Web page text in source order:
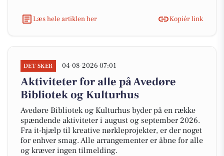
Læs hele artiklen her Kopiér link
DET SKER 04-08-2026 07:01
Aktiviteter for alle på Avedøre
Bibliotek og Kulturhus
Avedøre Bibliotek og Kulturhus byder på en række
spændende aktiviteter i august og september 2026.
Fra it-hjælp til kreative nørkleprojekter, er der noget
for enhver smag. Alle arrangementer er åbne for alle
og kræver ingen tilmelding.